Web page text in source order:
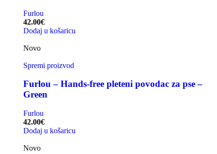
Furlou
42.00€
Dodaj u košaricu
Novo
Spremi proizvod
Furlou – Hands-free pleteni povodac za pse –
Green
Furlou
42.00€
Dodaj u košaricu
Novo